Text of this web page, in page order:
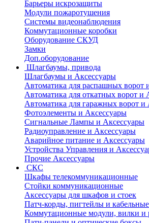
Барьеры искрозащиты
Модули пожаротушения
Системы видеонаблюдения
Коммутационные коробки
Оборудование СКУД
Замки
Доп.оборудование
Шлагбаумы, привода
Шлагбаумы и Аксессуары
Автоматика для распашных ворот
Автоматика для откатных ворот и
Автоматика для гаражных ворот и
Фотоэлементы и Аксессуары
Сигнальные Лампы и Аксессуары
Радиоуправление и Аксессуары
Аварийное питание и Аксессуары
Устройства Управления и
Прочие Аксессуары
СКС
Шкафы телекоммуникационные
Стойки коммуникационные
Аксессуары для шкафов и стоек
Патч-корды, пигтейлы и
Коммутационные модули, вилки и